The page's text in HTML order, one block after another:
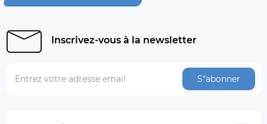
Inscrivez-vous à la newsletter
S"abonner